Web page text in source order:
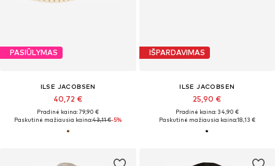
PASIŪLYMAS
ILSE JACOBSEN
40,72 €
Pradinė kaina: 79,90 €
Paskutinė mažiausia kaina:43,11 €-5%
IŠPARDAVIMAS
ILSE JACOBSEN
25,90 €
Pradinė kaina: 34,90 €
Paskutinė mažiausia kaina:18,13 €